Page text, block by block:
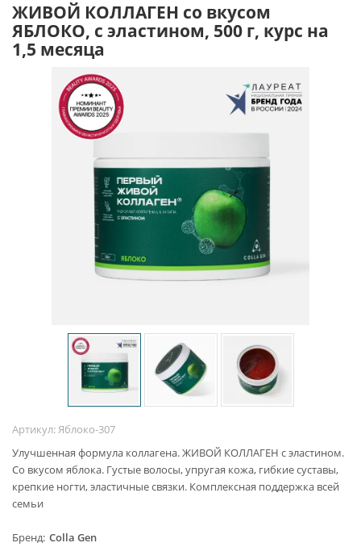
ЖИВОЙ КОЛЛАГЕН со вкусом
ЯБЛОКО, с эластином, 500 г, курс на
1,5 месяца
Артикул:Яблоко-307
Улучшенная формула коллагена. ЖИВОЙ КОЛЛАГЕН с эластином.
Со вкусом яблока. Густые волосы, упругая кожа, гибкие суставы,
крепкие ногти, эластичные связки. Комплексная поддержка всей
семьи
Бренд Colla Gen